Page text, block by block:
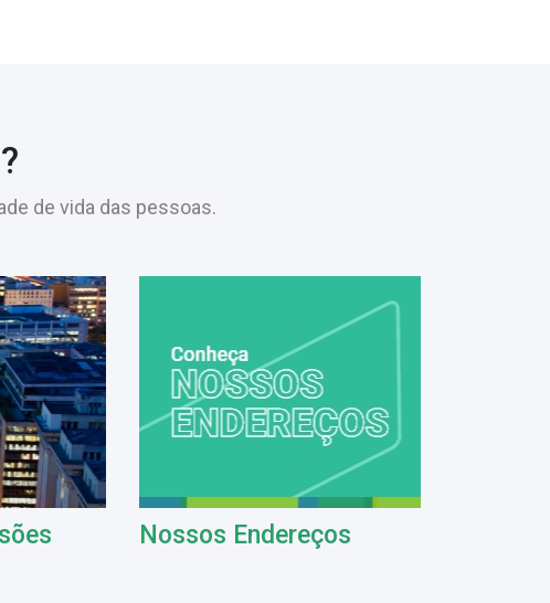
de vida das pessoas.
Nossos Endereços